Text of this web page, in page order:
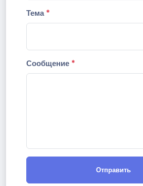
Тема*
Сообщение *
Отправить